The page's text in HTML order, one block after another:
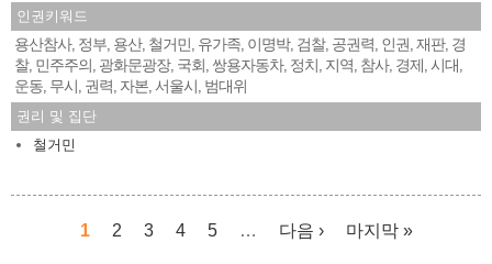
인권키워드
용산참사, 정부 용산, 철거민 유가족 이명박, 검찰, 공권력 인권 재판, 경
찰, 민주주의 광화문광장, 국회 쌍용자동차, 정치 지역 참사, 경제 시대
운동 무시 권력 자본 서울시 범대위
권리 및 집단
철거민
1 2 3 4 5 … 다음 › 마지막 »